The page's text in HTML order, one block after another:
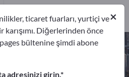
– üreticileri
2
Üreticiler
×
ticaret fuarları, yurtiçi ve
Diğerlerinden önce
bültenine şimdi abone
adresinizi girin.